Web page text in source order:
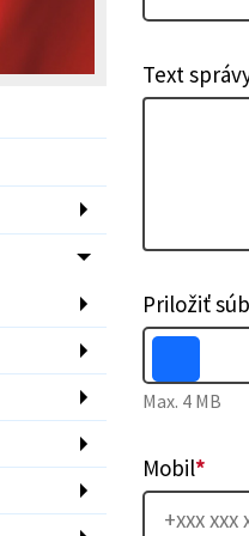
Text
Priložiť
Max. 4 MB
Mobil*